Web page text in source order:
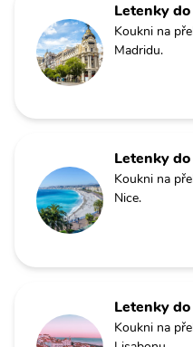
Letenky
Koukni na
Madridu.
Letenky do
Koukni na
Nice.
Letenky
Koukni na